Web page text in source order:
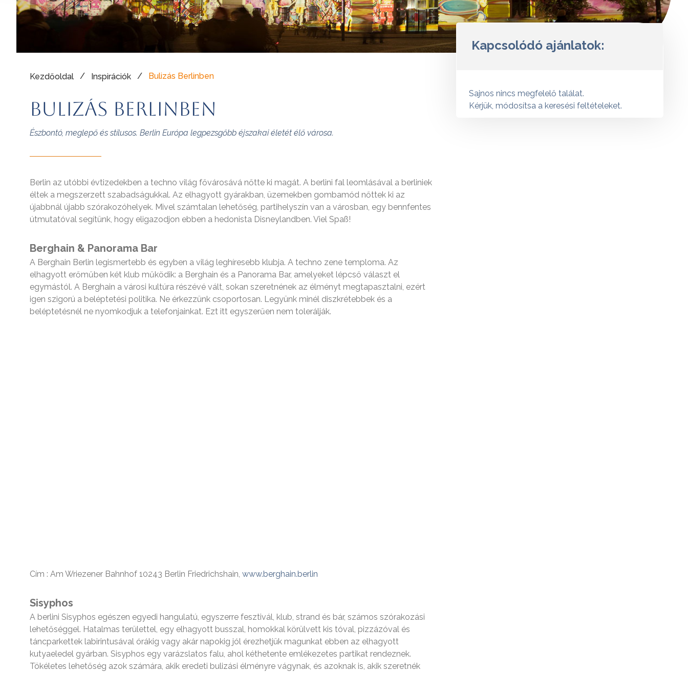
Kezdőoldal / Inspirációk / Bulizás Berlinben
Bulizás Berlinben
Észbontó, meglepő és stílusos. Berlin Európa legpezsgőbb éjszakai életét élő városa.
Berlin az utóbbi évtizedekben a techno világ fővárosává nőtte ki magát. A berlini fal leomlásával a berliniek
éltek a megszerzett szabadságukkal. Az elhagyott gyárakban, üzemekben gombamód nőttek ki az
újabbnál újabb szórakozóhelyek. Mivel számtalan lehetőség, partihelyszín van a városban, egy bennfentes
útmutatóval segítünk, hogy eligazodjon ebben a hedonista Disneylandben. Viel Spaß!
Berghain & Panorama Bar
A Berghain Berlin legismertebb és egyben a világ leghíresebb klubja. A techno zene temploma. Az
elhagyott erőműben két klub működik: a Berghain és a Panorama Bar, amelyeket lépcső választ el
egymástól. A Berghain a városi kultúra részévé vált, sokan szeretnének az élményt megtapasztalni, ezért
igen szigorú a beléptetési politika. Ne érkezzünk csoportosan. Legyünk minél diszkrétebbek és a
beléptetésnél ne nyomkodjuk a telefonjainkat. Ezt itt egyszerűen nem tolerálják.
Cím : Am Wriezener Bahnhof 10243 Berlin Friedrichshain, www.berghain.berlin
Sisyphos
A berlini Sisyphos egészen egyedi hangulatú, egyszerre fesztivál, klub, strand és bár, számos szórakozási
lehetőséggel. Hatalmas területtel, egy elhagyott busszal, homokkal körülvett kis tóval, pizzázóval és
táncparkettek labirintusával órákig vagy akár napokig jól érezhetjük magunkat ebben az elhagyott
kutyaeledel gyárban. Sisyphos egy varázslatos falu, ahol kéthetente emlékezetes partikat rendeznek.
Tökéletes lehetőség azok számára, akik eredeti bulizási élményre vágynak, és azoknak is, akik szeretnék
Kapcsolódó ajánlatok:
Sajnos nincs megfelelő találat.
Kérjük, módosítsa a keresési feltételeket.